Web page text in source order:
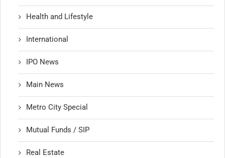
Health and Lifestyle
International
IPO News
Main News
Metro City Special
Mutual Funds / SIP
Real Estate